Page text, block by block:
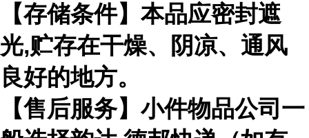
【存储条件】本品应密封遮
光,贮存在干燥、阴凉、通风
良好的地方。
【售后服务】小件物品公司一